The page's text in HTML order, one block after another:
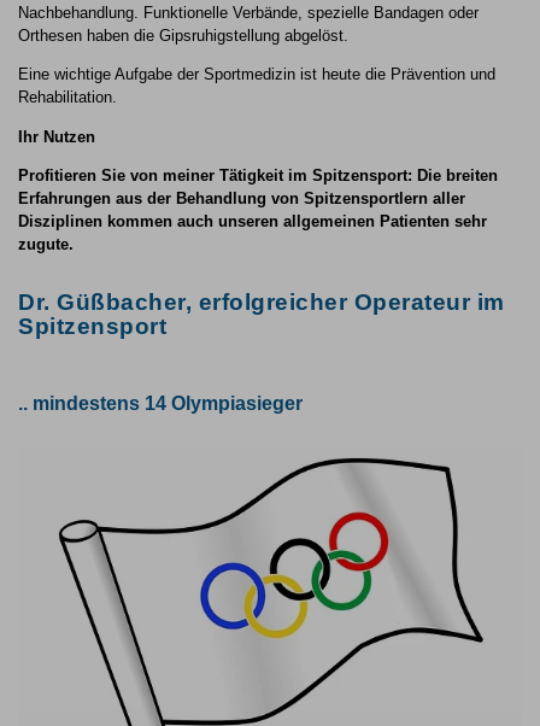
Nachbehandlung. Funktionelle Verbände, spezielle Bandagen oder
Orthesen haben die Gipsruhigstellung abgelöst.
Eine wichtige Aufgabe der Sportmedizin ist heute die Prävention und
Rehabilitation.
Ihr Nutzen
Profitieren Sie von meiner Tätigkeit im Spitzensport: Die breiten
Erfahrungen aus der Behandlung von Spitzensportlern aller
Disziplinen kommen auch unseren allgemeinen Patienten sehr
zugute.
Dr. Güßbacher, erfolgreicher Operateur im
Spitzensport
.. mindestens 14 Olympiasieger